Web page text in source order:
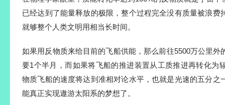
已经达到了能量释放的极限，整个过程完全没有质量被浪费
就够整个人类文明用相当长时间。
如果用反物质来给目前的飞船供能，那么前往5500万公里外
要1个半月，而如果将飞船的推进装置从工质推进再转化为
物质飞船的速度将达到准相对论水平，也就是光速的五分之
能真正实现遨游太阳系的梦想了。